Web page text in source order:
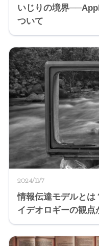
いじりの境界
ついて
2024/11/7
情報伝達モデルと
イデオロギーの観点